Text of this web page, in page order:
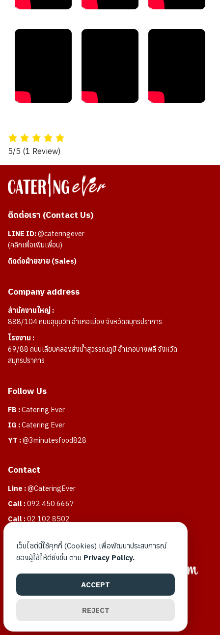
5/5 (1 Review)
ติดต่อเรา (Contact Us)
LINE ID:@cateringever
(คลิกเพื่อเพิ่มเพื่อน)
ติดต่อฝ่ายขาย (Sales)
Company address
สำนักงานใหญ่ :
888/104 ถนนสุขุมวิท อำเภอเมือง จังหวัดสมุทรปราการ
โรงงาน :
69/88 ถนนเลียบคลองส่งน้ำสุวรรณภูมิ อำเภอบางพลี จังหวัด
สมุทรปราการ
Follow Us
FB :Catering Ever
IG :Catering Ever
YT :@3minutesfood828
Contact
Line :@CateringEver
Call :092 450 6667
Call :02 102 8502
เว็บไซต์นี้ใช้คุกกี้ (Cookies) เพื่อพัฒนาประสบการณ์
ของผู้ใช้ให้ดียิ่งขึ้น ตาม Privacy Policy.
ACCEPT
REJECT